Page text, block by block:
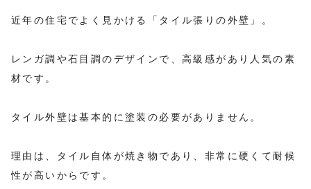
近年の住宅でよく見かける「タイル張りの外壁」。
レンガ調や石目調のデザインで、高級感があり人気の素
材です。
タイル外壁は基本的に塗装の必要がありません。
理由は、タイル自体が焼き物であり、非常に硬くて耐候
性が高いからです。